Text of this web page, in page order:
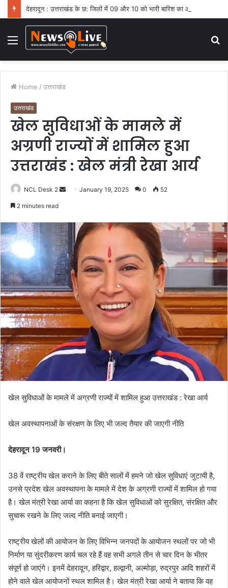
Menu
Home / उत्तराखंड
उत्तराखंड
खेल सुविधाओं के मामले में
अग्रणी राज्यों में शामिल हुआ
उत्तराखंड : खेल मंत्री रेखा आर्य
NCL Desk 2
d
a
n
e
m
a
i
l
January 19, 2025 0 52
2 minutes read
खेल सुविधाओं के मामले में अग्रणी राज्यों में शामिल हुआ उत्तराखंड : रेखा आर्य
खेल अवस्थापनाओं के संरक्षण के लिए भी जल्द तैयार की जाएगी नीति
देहरादून 19 जनवरी।
38 वें राष्ट्रीय खेल कराने के लिए बीते सालों में हमने जो खेल सुविधाएं जुटायी है,
उनसे प्रदेश खेल अवस्थापना के मामले में देश के अग्रणी राज्यों में शामिल हो गया
है। खेल मंत्री रेखा आर्या का कहना है कि खेल सुविधाओं को सुरक्षित, संरक्षित और
सुचारू रखने के लिए जल्द नीति बनाई जाएगी।
राष्ट्रीय खेलों की आयोजन के लिए विभिन्न जनपदों के आयोजन स्थलों पर जो भी
निर्माण या सुंदरीकरण कार्य चल रहे हैं वह सभी अगले तीन से चार दिन के भीतर
संपूर्ण हो जाएंगे। इनमें देहरादून, हरिद्वार, हल्द्वानी, अल्मोड़ा, रुद्रपुर आदि शहरों में
होने वाले खेल आयोजनों स्थल शामिल है। खेल मंत्री रेखा आर्या ने बताया कि वह